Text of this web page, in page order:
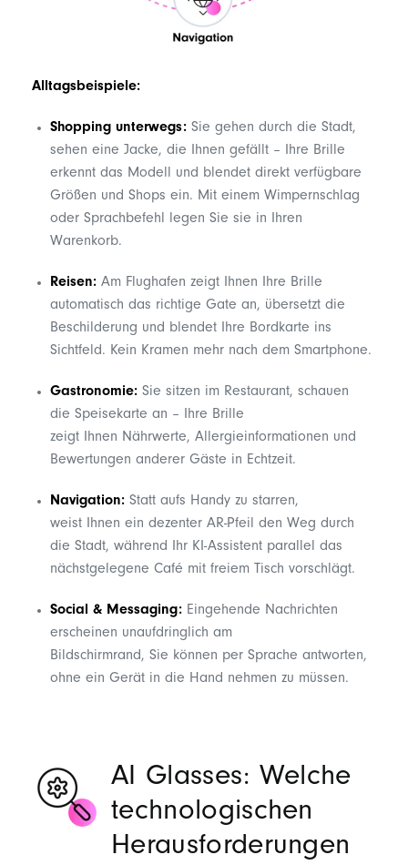
Alltagsbeispiele:
Shopping unterwegs: Sie gehen durch die Stadt,
sehen eine Jacke, die Ihnen gefällt – Ihre Brille
erkennt das Modell und blendet direkt verfügbare
Größen und Shops ein. Mit einem Wimpernschlag
oder Sprachbefehl legen Sie sie in Ihren
Warenkorb.
Reisen: Am Flughafen zeigt Ihnen Ihre Brille
automatisch das richtige Gate an, übersetzt die
Beschilderung und blendet Ihre Bordkarte ins
Sichtfeld. Kein Kramen mehr nach dem Smartphone.
Gastronomie: Sie sitzen im Restaurant, schauen
die Speisekarte an – Ihre Brille
zeigt Ihnen Nährwerte, Allergieinformationen und
Bewertungen anderer Gäste in Echtzeit.
Navigation: Statt aufs Handy zu starren,
weist Ihnen ein dezenter AR-Pfeil den Weg durch
die Stadt, während Ihr KI-Assistent parallel das
nächstgelegene Café mit freiem Tisch vorschlägt.
Social & Messaging: Eingehende Nachrichten
erscheinen unaufdringlich am
Bildschirmrand, Sie können per Sprache antworten,
ohne ein Gerät in die Hand nehmen zu müssen.
AI Glasses: Welche
technologischen
Herausforderungen